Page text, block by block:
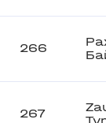
266
267